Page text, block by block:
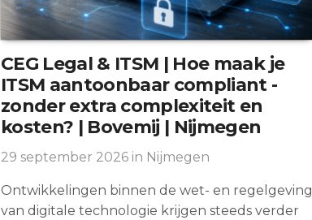
CEG Legal & ITSM | Hoe maak je
ITSM aantoonbaar compliant -
zonder extra complexiteit en
kosten? | Bovemij | Nijmegen
29 september 2026 in Nijmegen
Ontwikkelingen binnen de wet- en regelgeving
van digitale technologie krijgen steeds verder